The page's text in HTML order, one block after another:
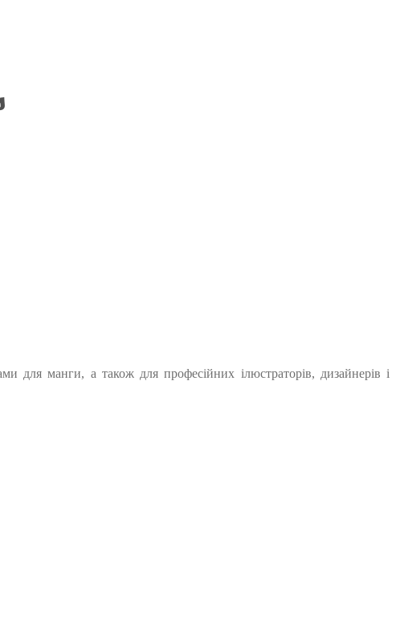
для манги, а також для професійних ілюстраторів, дизайнерів і